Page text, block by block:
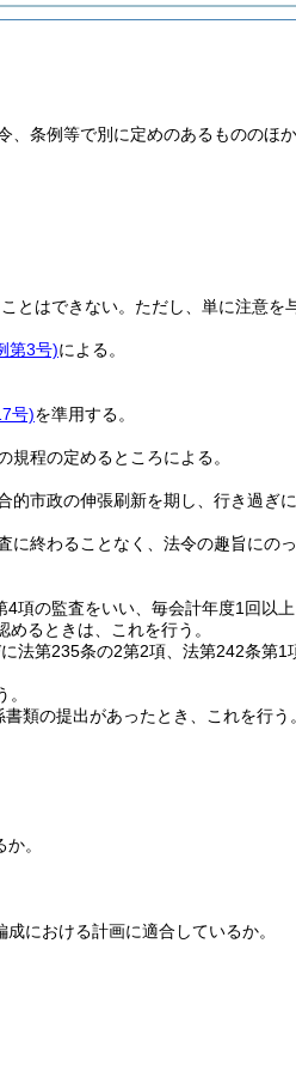
、条例等で別に定めのあるもののほ
とはできない。 ただし、単に注意を
第3号)による。
号)を準用する。
規程の定めるところによる。
市政の伸張刷新を期し、行き過ぎ
終わることなく、法令の趣旨にの
4項の監査をいい、毎会計年度1回以上
るときは、これを行う。
第235条の2第2項、法第242条第1
類の提出があったとき、これを行う。
。
における計画に適合しているか。